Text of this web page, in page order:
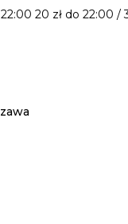
20 zł do 22:00 /